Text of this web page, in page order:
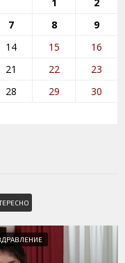
7 8
9
14 15
16
21 22
23
28 29
30